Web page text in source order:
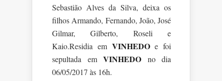
Sebastião Alves da Silva, deixa os
filhos Armando, Fernando, João, José
Gilmar, Gilberto, Roseli e
Kaio.Residia em VINHEDOe foi
sepultada em VINHEDO no dia
06/05/2017 às 16h.